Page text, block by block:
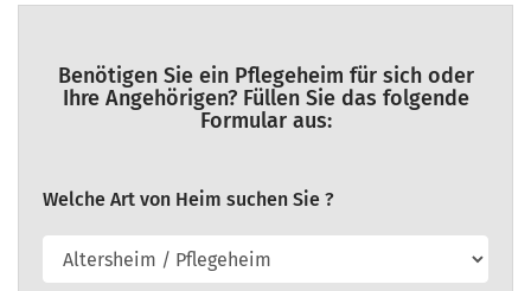
Benötigen Sie ein Pflegeheim für sich oder
Ihre Angehörigen? Füllen Sie das folgende
Formular aus:
Welche Art von Heim suchen Sie ?